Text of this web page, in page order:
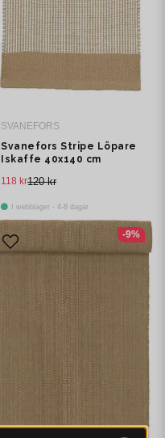
SVANEFORS
Svanefors Stripe Löpare
Iskaffe 40x140 cm
120 kr
118 kr
I webblager - 4-8 dagar
-9%